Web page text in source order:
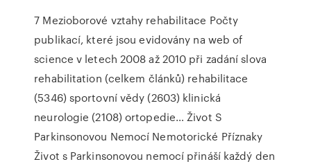
7 Mezioborové vztahy rehabilitace Počty
publikací, které jsou evidovány na web of
science v letech 2008 až 2010 při zadání slova
rehabilitation (celkem článků) rehabilitace
(5346) sportovní vědy (2603) klinická
neurologie (2108) ortopedie… Život S
Parkinsonovou Nemocí Nemotorické Příznaky
Život s Parkinsonovou nemocí přináší každý den